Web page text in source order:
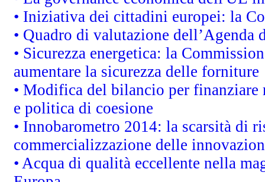
• Iniziativa dei cittadini europei: la
• Quadro di valutazione
• Sicurezza energetica: la
aumentare la sicurezza delle forniture
• Modifica del bilancio per finanziare
e politica di coesione
• Innobarometro 2014: la scarsità di
commercializzazione delle
• Acqua di qualità eccellente nella